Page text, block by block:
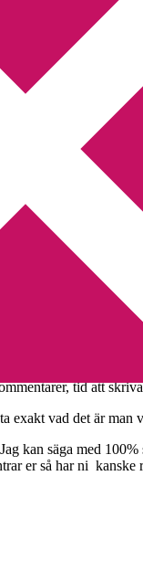
– 16 juli i er kalender
tid att
exakt vad det är
kan säga med
er så har ni